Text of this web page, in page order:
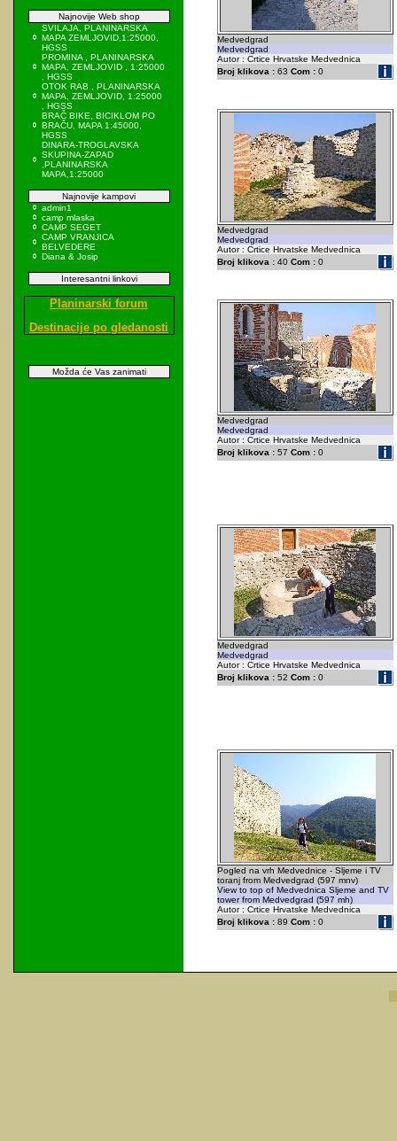
Najnovije Web shop
SVILAJA, PLANINARSKA
MAPA ZEMLJOVID,1:25000,
HGSS
PROMINA , PLANINARSKA
MAPA, ZEMLJOVID , 1:25000
, HGSS
OTOK RAB , PLANINARSKA
MAPA, ZEMLJOVID, 1:25000
, HGSS
BRAČ BIKE, BICIKLOM PO
BRAČU, MAPA 1:45000,
HGSS
DINARA-TROGLAVSKA
SKUPINA-ZAPAD
,PLANINARSKA
MAPA,1:25000
Najnovije kampovi
admin1
camp mlaska
CAMP SEGET
CAMP VRANJICA
BELVEDERE
Diana & Josip
Interesantni linkovi
Planinarski forum
Destinacije po gledanosti
Možda će Vas zanimati
Medvedgrad
Medvedgrad
Autor : Crtice Hrvatske Medvednica
Broj klikova :63 Com :0
Medvedgrad
Medvedgrad
Autor : Crtice Hrvatske Medvednica
Broj klikova :40 Com :0
Medvedgrad
Medvedgrad
Autor : Crtice Hrvatske Medvednica
Broj klikova :57 Com :0
Medvedgrad
Medvedgrad
Autor : Crtice Hrvatske Medvednica
Broj klikova :52 Com :0
Pogled na vrh Medvednice - Sljeme i TV
toranj from Medvedgrad (597 mnv)
View to top of Medvednica Sljeme and TV
tower from Medvedgrad (597 mh)
Autor : Crtice Hrvatske Medvednica
Broj klikova :89 Com :0